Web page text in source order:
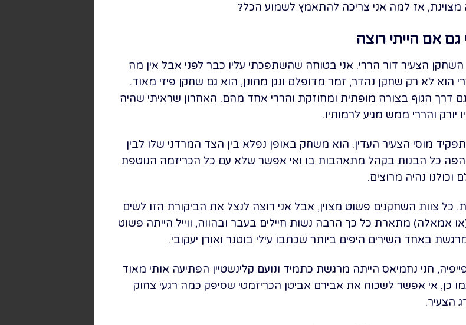
מצוינת, אז למה אני צריכה להתאמץ לשמוע הכל?
אם הייתי רוצה
הצעיר דור הררי. אני בטוחה שהשתפכתי עליו כבר לפני אבל אין מה
הוא לא רק שחקן נהדר, זמר מדופלם ונגן מחונן, הוא גם שחקן פיזי מאוד.
דרך הגוף בצורה מופתית ומחוזקת והררי אחד מהם. האחרון שראיתי שהיה
והררי ממש מגיע לרמותיו.
מוסי הצעיר העדין. הוא משחק באופן נפלא בין הצד המרדני שלו לבין
כל הבנות בקהל מתאהבות בו ואי אפשר שלא עם כל הכריזמה הנוטפת
נהיה מרוצים.
כל צוות השחקנים פשוט מצוין, אבל אני רוצה לנצל את הביקורת הזו לשים
אמאלה) מתארת כל כך הרבה נשות חיילים בעבר ובהווה, ווייל הייתה פשוט
באחד השירים היפים ביותר שכתבו עילי בוטנר ואורן יעקובי.
חני נחמיאס הייתה מרגשת כתמיד ונועם קלינשטיין הפתיעה אותי מאוד
כן, אי אפשר לשכוח את אבירם אביטן הכריזמטי שסיפק כמה רגעי צחוק
הצעיר.